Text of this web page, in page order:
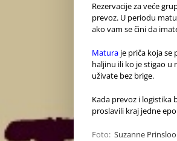
Rezervacije za veće
prevoz. U periodu
ako vam se čini da
Matura je priča koja se
haljinu ili ko je stigao u
uživate bez brige.
Kada prevoz i logistika
proslavili kraj jedne
Foto: Suzanne Prinsloo